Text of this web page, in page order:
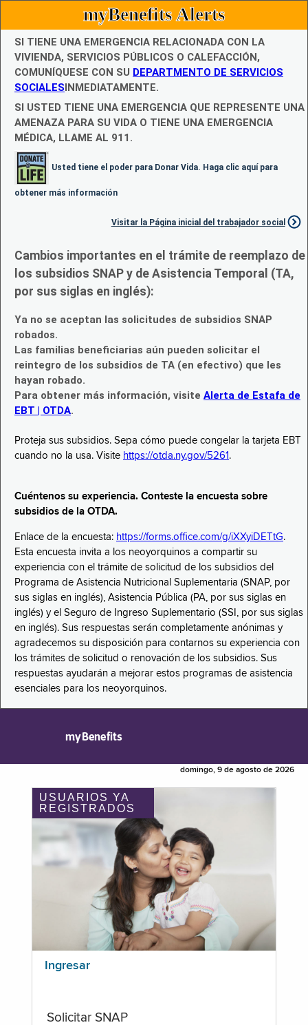
myBenefits Alerts
SI TIENE UNA EMERGENCIA RELACIONADA CON LA
VIVIENDA, SERVICIOS PÚBLICOS O CALEFACCIÓN,
COMUNÍQUESE CON SU DEPARTMENTO DE SERVICIOS
SOCIALESINMEDIATAMENTE.
SI USTED TIENE UNA EMERGENCIA QUE REPRESENTE UNA
AMENAZA PARA SU VIDA O TIENE UNA EMERGENCIA
MÉDICA, LLAME AL 911.
Usted tiene el poder para Donar Vida. Haga clic aquí para
obtener más información
Visitar la Página inicial del trabajador social
Cambios importantes en el trámite de reemplazo de
los subsidios SNAP y de Asistencia Temporal (TA,
por sus siglas en inglés):
Ya no se aceptan las solicitudes de subsidios SNAP
robados.
Las familias beneficiarias aún pueden solicitar el
reintegro de los subsidios de TA (en efectivo) que les
hayan robado.
Para obtener más información, visite Alerta de Estafa de
EBT | OTDA.
Proteja sus subsidios. Sepa cómo puede congelar la tarjeta EBT
cuando no la usa. Visite https://otda.ny.gov/5261 .
Cuéntenos su experiencia. Conteste la encuesta sobre
subsidios de la OTDA.
Enlace de la encuesta: https://forms.office.com/g/iXXyiDETtG.
Esta encuesta invita a los neoyorquinos a compartir su
experiencia con el trámite de solicitud de los subsidios del
Programa de Asistencia Nutricional Suplementaria (SNAP, por
sus siglas en inglés), Asistencia Pública (PA, por sus siglas en
inglés) y el Seguro de Ingreso Suplementario (SSI, por sus siglas
en inglés). Sus respuestas serán completamente anónimas y
agradecemos su disposición para contarnos su experiencia con
los trámites de solicitud o renovación de los subsidios. Sus
respuestas ayudarán a mejorar estos programas de asistencia
esenciales para los neoyorquinos.
myBenefits
domingo, 9 de agosto de 2026
USUARIOS YA
REGISTRADOS
Ingresar
Solicitar SNAP